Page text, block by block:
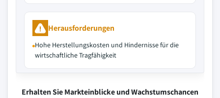
Herausforderungen
Hohe Herstellungskosten und Hindernisse für die
wirtschaftliche Tragfähigkeit
Erhalten Sie Markteinblicke und Wachstumschancen